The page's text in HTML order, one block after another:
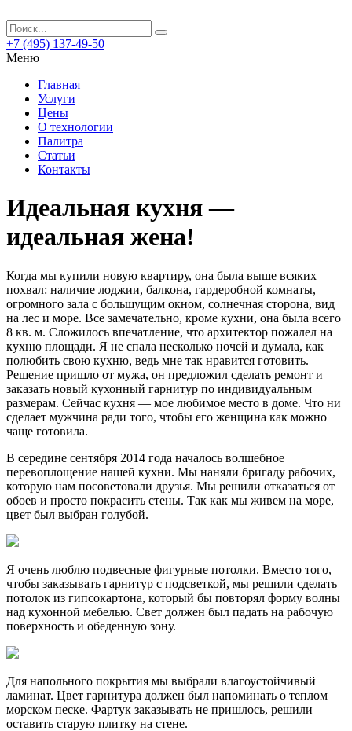
+7 (495) 137-49-50
Меню
Главная
Услуги
Цены
О технологии
Палитра
Статьи
Контакты
Идеальная кухня —
идеальная жена!
Когда мы купили новую квартиру, она была выше всяких
похвал: наличие лоджии, балкона, гардеробной комнаты,
огромного зала с большущим окном, солнечная сторона, вид
на лес и море. Все замечательно, кроме кухни, она была всего
8 кв. м. Сложилось впечатление, что архитектор пожалел на
кухню площади. Я не спала несколько ночей и думала, как
полюбить свою кухню, ведь мне так нравится готовить.
Решение пришло от мужа, он предложил сделать ремонт и
заказать новый кухонный гарнитур по индивидуальным
размерам. Сейчас кухня — мое любимое место в доме. Что ни
сделает мужчина ради того, чтобы его женщина как можно
чаще готовила.
В середине сентября 2014 года началось волшебное
перевоплощение нашей кухни. Мы наняли бригаду рабочих,
которую нам посоветовали друзья. Мы решили отказаться от
обоев и просто покрасить стены. Так как мы живем на море,
цвет был выбран голубой.
Я очень люблю подвесные фигурные потолки. Вместо того,
чтобы заказывать гарнитур с подсветкой, мы решили сделать
потолок из гипсокартона, который бы повторял форму волны
над кухонной мебелью. Свет должен был падать на рабочую
поверхность и обеденную зону.
Для напольного покрытия мы выбрали влагоустойчивый
ламинат. Цвет гарнитура должен был напоминать о теплом
морском песке. Фартук заказывать не пришлось, решили
оставить старую плитку на стене.